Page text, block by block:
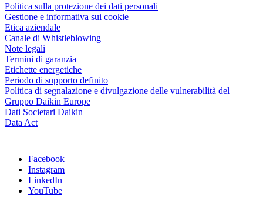
Politica sulla protezione dei dati personali
Gestione e informativa sui cookie
Etica aziendale
Canale di Whistleblowing
Note legali
Termini di garanzia
Etichette energetiche
Periodo di supporto definito
Politica di segnalazione e divulgazione delle vulnerabilità del
Gruppo Daikin Europe
Dati Societari Daikin
Data Act
Facebook
Instagram
LinkedIn
YouTube